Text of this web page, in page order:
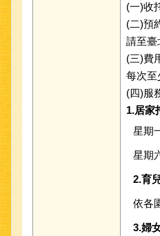
(一)收
(二)預
請至臺
(三)費
每次至
(四)服
1.居家
星期
星期
2.育
依各
3.婦